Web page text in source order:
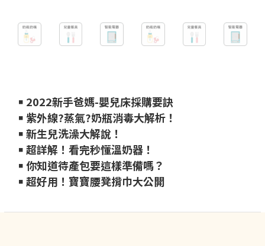
￭ 2022新手爸媽-嬰兒床採購要訣
￭ 紫外線?蒸氣?奶瓶消毒大解析！
￭ 新生兒洗澡大解說！
￭ 超詳解！看完秒懂溫奶器！
￭ 你知道待產包要這樣準備嗎？
￭ 超好用！寶寶腰凳揹巾大公開